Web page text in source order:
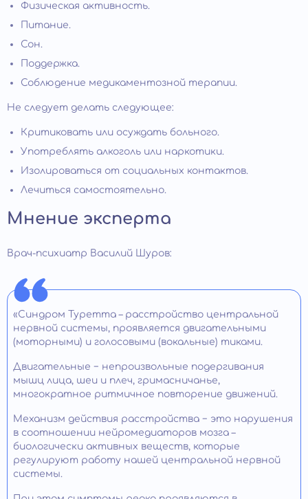
Физическая активность.
Питание.
Сон.
Поддержка.
Соблюдение медикаментозной терапии.
Не следует делать следующее:
Критиковать или осуждать больного.
Употреблять алкоголь или наркотики.
Изолироваться от социальных контактов.
Лечиться самостоятельно.
Мнение эксперта
Врач-психиатр Василий Шуров:
«Синдром Туретта – расстройство центральной
нервной системы, проявляется двигательными
(моторными) и голосовыми (вокальные) тиками.
Двигательные − непроизвольные подергивания
мышц лица, шеи и плеч, гримасничанье,
многократное ритмичное повторение движений.
Механизм действия расстройства − это нарушения
в соотношении нейромедиаторов мозга –
биологически активных веществ, которые
регулируют работу нашей центральной нервной
системы.